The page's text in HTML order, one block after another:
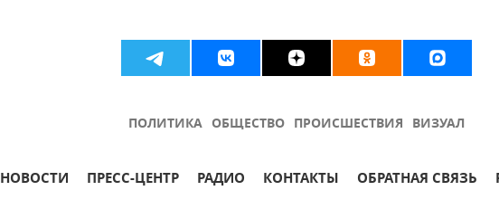
ПОЛИТИКА ОБЩЕСТВО ПРОИСШЕСТВИЯ ВИЗУАЛ
НОВОСТИ ПРЕСС-ЦЕНТР РАДИО КОНТАКТЫ ОБРАТНАЯ СВЯЗЬ